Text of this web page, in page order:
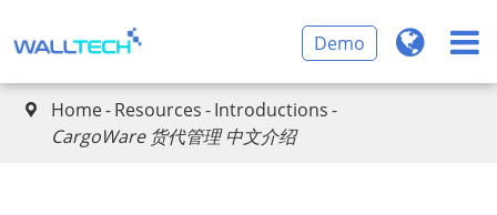
Demo
 Home Resources Introductions
CargoWare 货代管理 中文介绍